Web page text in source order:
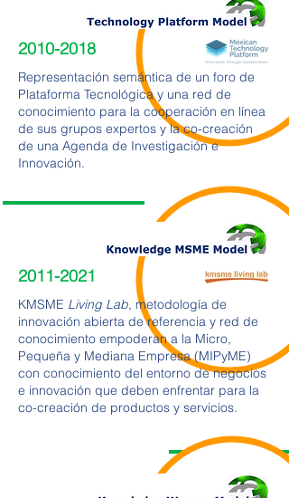
2010-2018
Representación semántica de un foro de
Plataforma Tecnológica y una red de
conocimiento para la cooperación en línea
de sus grupos expertos y la co-creación
de una Agenda de Investigación e
Innovación.
2011-2021
KMSME Living Lab, metodología de
innovación abierta de referencia y red de
conocimiento empoderan a la Micro,
Pequeña y Mediana Empresa (MIPyME)
con conocimiento del entorno de negocios
e innovación que deben enfrentar para la
co-creación de productos y servicios.